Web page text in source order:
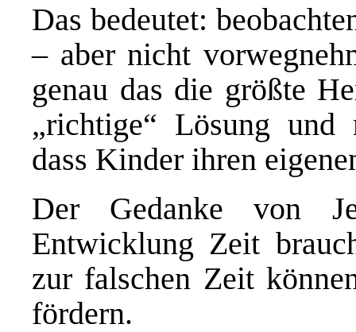
Das bedeutet:
– aber nicht
genau das die größte
„richtige“ Lösung und
dass Kinder ihren
Der Gedanke von
Entwicklung Zeit
zur falschen Zeit
fördern.